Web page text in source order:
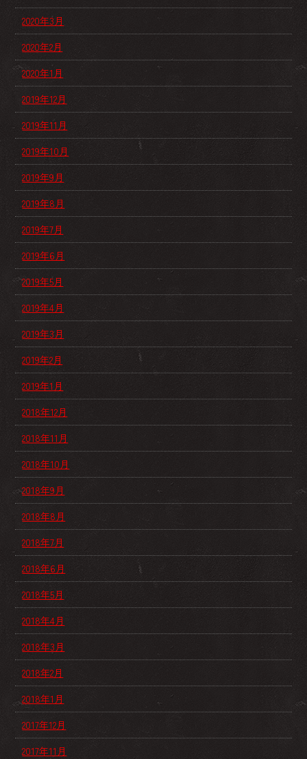
2020年3月
2020年2月
2020年1月
2019年12月
2019年11月
2019年10月
2019年9月
2019年8月
2019年7月
2019年6月
2019年5月
2019年4月
2019年3月
2019年2月
2019年1月
2018年12月
2018年11月
2018年10月
2018年9月
2018年8月
2018年7月
2018年6月
2018年5月
2018年4月
2018年3月
2018年2月
2018年1月
2017年12月
2017年11月